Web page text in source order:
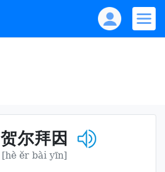
贺尔拜因
[hè ěr bài yīn]